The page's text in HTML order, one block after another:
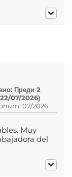
Преди 2
07/2026)
07/2026
Muy
del